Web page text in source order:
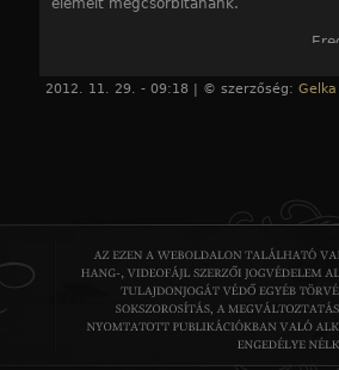
elemeit megcsorbítanánk.
„Mutter” és az „Arzt”, melyek
megmutatják Benn fejlődését,
Mi vonzott benneteket Gottfried Benn
2012. 11. 29. - 09:18 | © szerzőség: Gelka